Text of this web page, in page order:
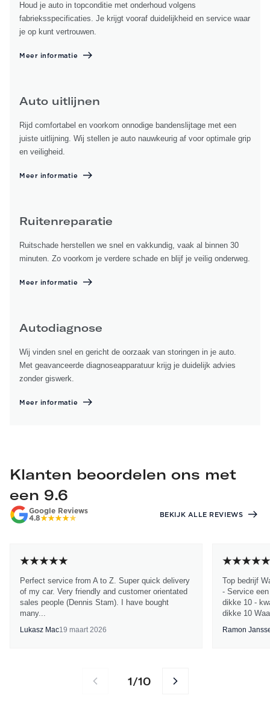
Houd je auto in topconditie met onderhoud volgens
fabrieksspecificaties. Je krijgt vooraf duidelijkheid en service waar
je op kunt vertrouwen.
Meer informatie
Auto uitlijnen
Rijd comfortabel en voorkom onnodige bandenslijtage met een
juiste uitlijning. Wij stellen je auto nauwkeurig af voor optimale grip
en veiligheid.
Meer informatie
Ruitenreparatie
Ruitschade herstellen we snel en vakkundig, vaak al binnen 30
minuten. Zo voorkom je verdere schade en blijf je veilig onderweg.
Meer informatie
Autodiagnose
Wij vinden snel en gericht de oorzaak van storingen in je auto.
Met geavanceerde diagnoseapparatuur krijg je duidelijk advies
zonder giswerk.
Meer informatie
Klanten beoordelen ons met
een 9.6
Google Reviews
4.8
BEKIJK ALLE REVIEWS
Perfect service from A to Z. Super quick delivery
of my car. Very friendly and customer orientated
sales people (Dennis Stam). I have bought
many...
Lukasz Mac19 maart 2026
Top bedrijf
- Service
dikke 10 -
dikke 10
Ramon
1/10